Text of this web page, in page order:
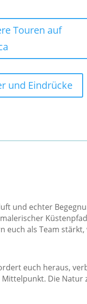
Touren auf
und Eindrücke
und echter
als Team
euch heraus,
Die Natur